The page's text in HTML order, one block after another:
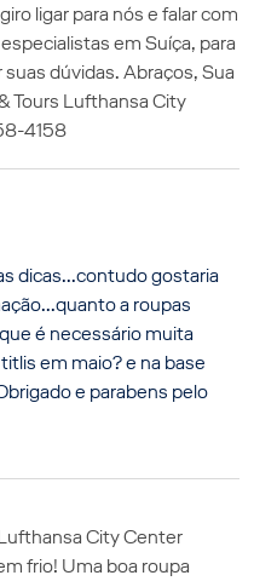
ligar para nós e falar com
em Suíça, para
dúvidas. Abraços, Sua
Tours Lufthansa City
4158
dicas...contudo gostaria
a roupas
é necessário muita
em maio? e na base
e parabens pelo
City Center
frio! Uma boa roupa